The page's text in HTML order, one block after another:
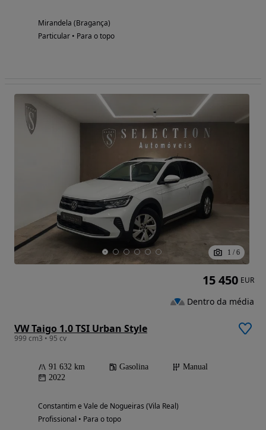
Mirandela (Bragança)
Particular • Para o topo
1 / 6
VW Taigo 1.0 TSI Urban Style
999 cm3 • 95 cv
91 632 km Gasolina
Manual
2022
Constantim e Vale de Nogueiras (Vila Real)
Profissional • Para o topo
15 450 EUR
Dentro da média